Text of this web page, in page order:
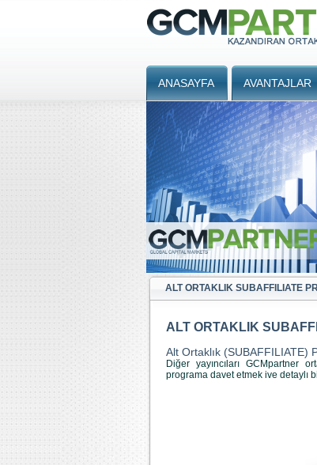
ANASAYFA AVANTAJLAR
ALT ORTAKLIK SUBAFFILIATE
ALT ORTAKLIK
Alt Ortaklık (SUBAFFILIATE)
Diğer yayıncıları GCMpartner
programa davet etmek ive detaylı